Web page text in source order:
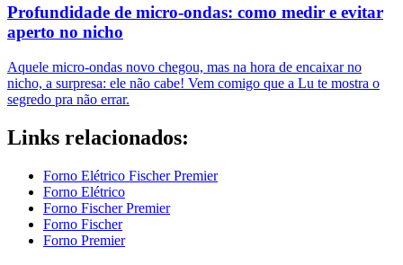
Profundidade de micro-ondas: como medir e evitar
aperto no nicho
Aquele micro-ondas novo chegou, mas na hora de encaixar no
nicho, a surpresa: ele não cabe! Vem comigo que a Lu te mostra o
segredo pra não errar.
Links relacionados:
Forno Elétrico Fischer Premier
Forno Elétrico
Forno Fischer Premier
Forno Fischer
Forno Premier